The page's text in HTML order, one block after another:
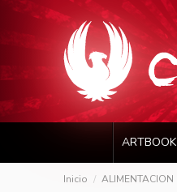
ARTBOOK
Inicio ALIMENTACION